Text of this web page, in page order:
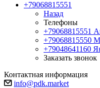
+79068815551
Назад
Телефоны
+79068815551
+79068815550
+79048641160
Заказать звонок
Контактная информация
info@pdk.market